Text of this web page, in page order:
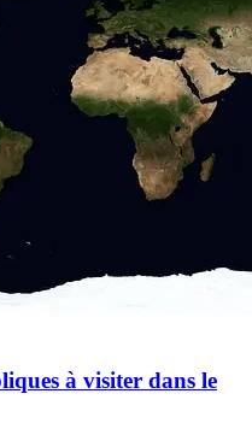
à visiter dans le